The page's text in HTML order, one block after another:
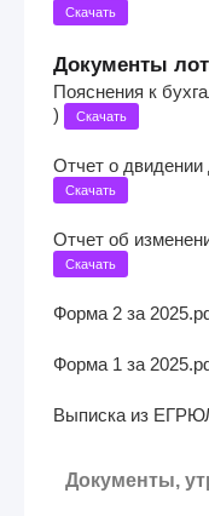
Скачать
Документы
Пояснения к
)
Скачать
Отчет о двидении
Скачать
Отчет об
Скачать
Форма 2 за
Форма 1 за
Выписка из
Документы,